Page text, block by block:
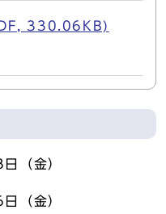
330.06KB)
（金）
（金）